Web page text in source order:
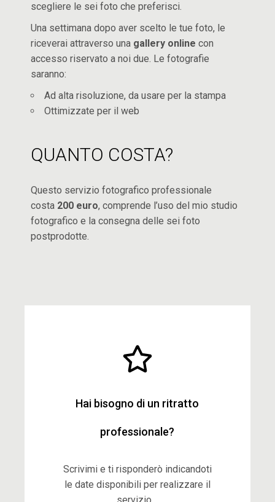
scegliere le sei foto che preferisci.
Una settimana dopo aver scelto le tue foto, le
riceverai attraverso una gallery online con
accesso riservato a noi due. Le fotografie
saranno:
Ad alta risoluzione, da usare per la stampa
Ottimizzate per il web
QUANTO COSTA?
Questo servizio fotografico professionale
costa 200 euro, comprende l’uso del mio studio
fotografico e la consegna delle sei foto
postprodotte.
Hai bisogno di un ritratto
professionale?
Scrivimi e ti risponderò indicandoti
le date disponibili per realizzare il